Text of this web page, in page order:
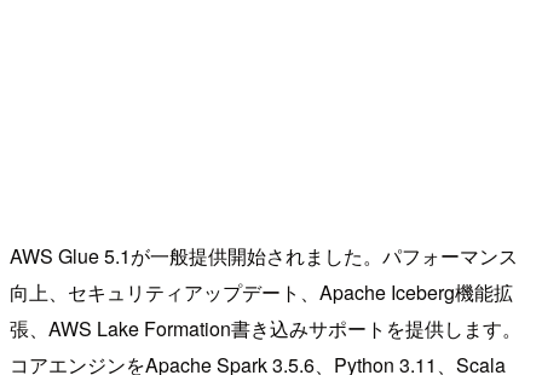
AWS Glue 5.1が一般提供開始されました。パフォーマンス
向上、セキュリティアップデート、Apache Iceberg機能拡
張、AWS Lake Formation書き込みサポートを提供します。
コアエンジンをApache Spark 3.5.6、Python 3.11、Scala